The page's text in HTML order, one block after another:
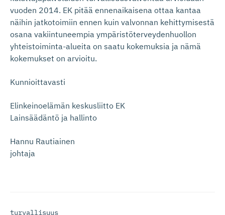
vuoden 2014. EK pitää ennenaikaisena ottaa kantaa
näihin jatkotoimiin ennen kuin valvonnan kehittymisestä
osana vakiintuneempia ympäristöterveydenhuollon
yhteistoiminta-alueita on saatu kokemuksia ja nämä
kokemukset on arvioitu.
Kunnioittavasti
Elinkeinoelämän keskusliitto EK
Lainsäädäntö ja hallinto
Hannu Rautiainen
johtaja
turvallisuus